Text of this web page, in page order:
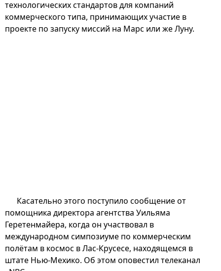
технологических стандартов для компаний
коммерческого типа, принимающих участие в
проекте по запуску миссий на Марс или же Луну.
Касательно этого поступило сообщение от
помощника директора агентства Уильяма
Геретенмайера, когда он участвовал в
международном симпозиуме по коммерческим
полётам в космос в Лас-Крусесе, находящемся в
штате Нью-Мехико. Об этом оповестил телеканал